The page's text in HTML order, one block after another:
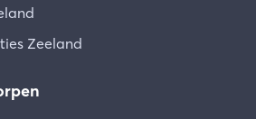
Zeeland